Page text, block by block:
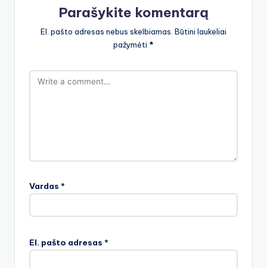
Parašykite komentarą
El. pašto adresas nebus skelbiamas. Būtini laukeliai
pažymėti *
Vardas *
El. pašto adresas *